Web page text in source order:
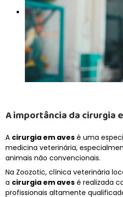
A importância dacirurgia
A cirurgia em aves é uma
medicina veterinária,
animais não convencionais.
Na Zoozotic, clínica veterinária
a cirurgia em aves é realizada
profissionais altamente